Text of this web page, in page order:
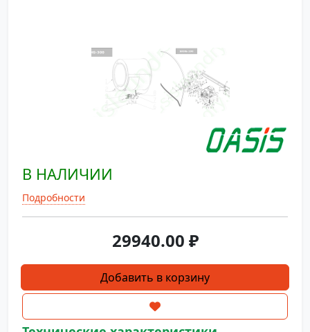
В НАЛИЧИИ
Подробности
29940.00 ₽
Количество
товара
YDJ0193
Добавить в корзину